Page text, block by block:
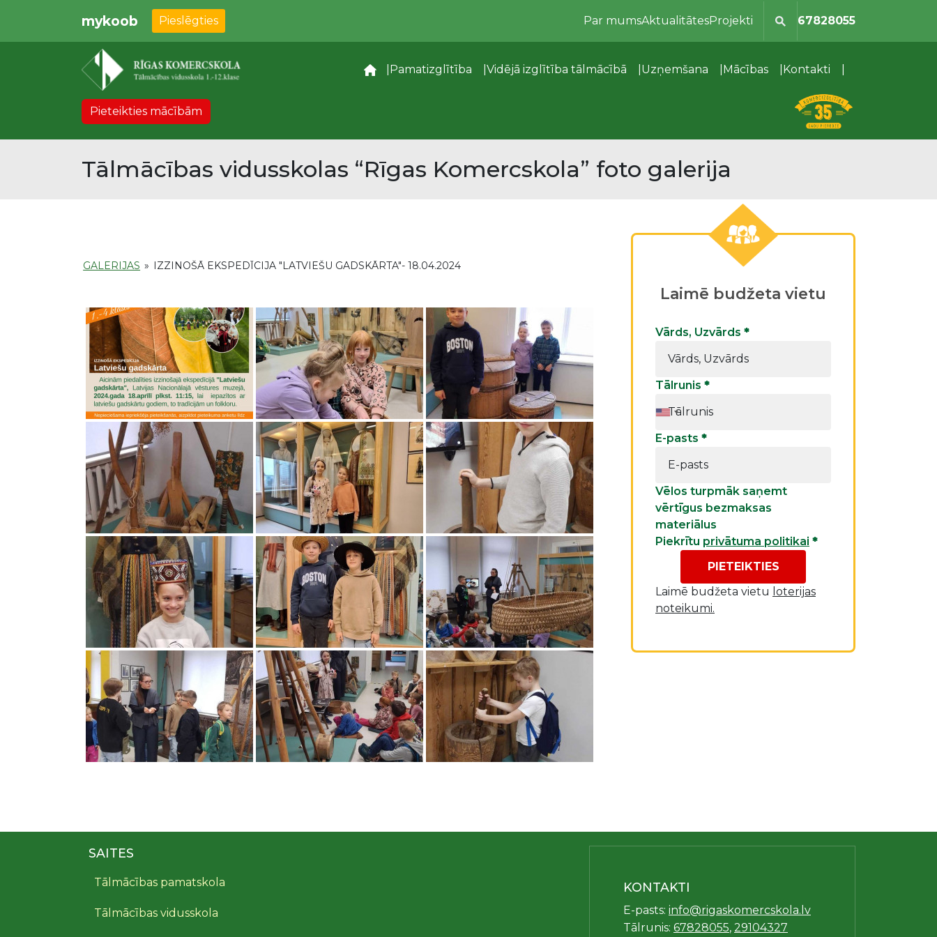
mykoob Pieslēgties Par mumsAktualitātesProjekti 67828055
– Pamatizglītība Vidējā izglītība tālmācībā Uzņemšana Mācības Kontakti
Pieteikties mācībām
Tālmācības vidusskolas “Rīgas Komercskola” foto galerija
GALERIJAS » IZZINOŠĀ EKSPEDĪCIJA "LATVIEŠU GADSKĀRTA"- 18.04.2024
Laimē budžeta vietu
Vārds, Uzvārds *
Tālrunis *
E-pasts *
Vēlos turpmāk saņemt
vērtīgus bezmaksas
materiālus
Piekrītu privātuma politikai *
PIETEIKTIES
Laimē budžeta vietu loterijas
noteikumi.
SAITES
Tālmācības pamatskola
Tālmācības vidusskola
KONTAKTI
E-pasts: info@rigaskomercskola.lv
Tālrunis: 67828055, 29104327